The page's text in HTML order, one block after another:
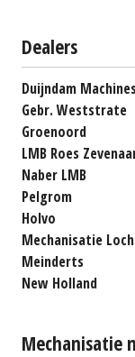
Dealers
Duijndam Machines
Gebr. Weststrate
Groenoord
LMB Roes
Naber LMB
Pelgrom
Holvo
Mechanisatie
Meinderts
New Holland
Mechanisatie